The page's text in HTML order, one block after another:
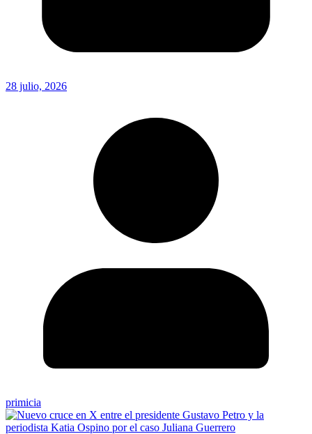
28 julio, 2026
primicia